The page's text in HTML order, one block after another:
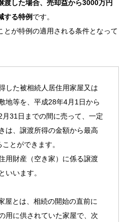
渡した場合、売却益から3000万円
する特例です。
とが特例の適用される条件となって
した被相続人居住用家屋又は
地等を、平成28年4月1日から
31日までの間に売って、一定
は、譲渡所得の金額から最高
とができます。
用財産（空き家）に係る譲渡
いいます。
とは、相続の開始の直前に
用に供されていた家屋で、次